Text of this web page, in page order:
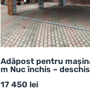
Adăpost pentru
m Nuc închis – deschis
17 450 lei